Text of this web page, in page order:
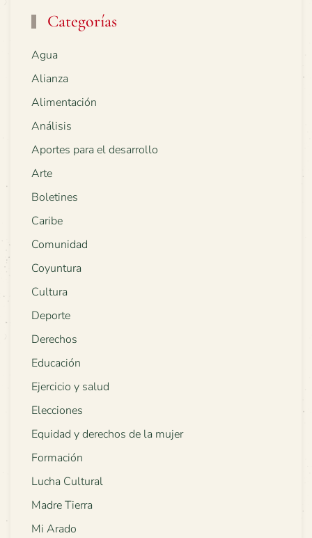
Categorías
Agua
Alianza
Alimentación
Análisis
Aportes para el desarrollo
Arte
Boletines
Caribe
Comunidad
Coyuntura
Cultura
Deporte
Derechos
Educación
Ejercicio y salud
Elecciones
Equidad y derechos de la mujer
Formación
Lucha Cultural
Madre Tierra
Mi Arado